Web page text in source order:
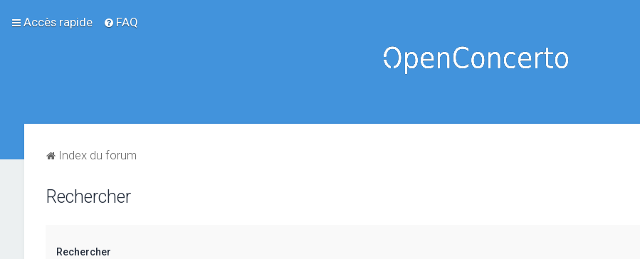
Accès rapide FAQ
Index du forum
Rechercher
Rechercher